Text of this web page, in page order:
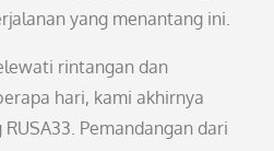
yang menantang ini.
rintangan dan
hari, kami akhirnya
Pemandangan dari